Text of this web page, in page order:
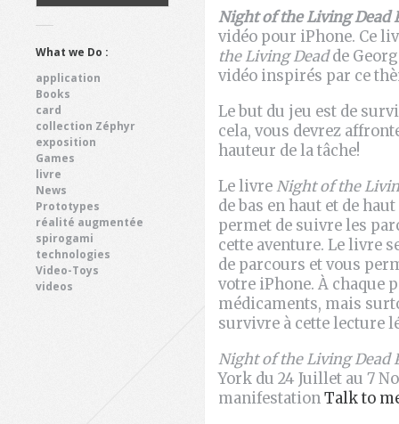
What we Do :
application
Books
card
collection Zéphyr
exposition
Games
livre
News
Prototypes
réalité augmentée
spirogami
technologies
Video-Toys
videos
Night of the Living Dead
vidéo pour iPhone. Ce
the Living Deadde
vidéo inspirés par ce
Le but du jeu est de
cela, vous devrez
hauteur de la tâche!
Le livre Night of the
de bas en haut et de
permet de suivre les
cette aventure. Le livre
de parcours et vous
votre iPhone. À chaque
médicaments, mais
survivre à cette lecture
Night of the Living Dead
York du 24 Juillet au 7
manifestation Talk to